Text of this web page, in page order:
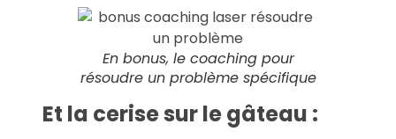
En bonus, le coaching pour
résoudre un problème spécifique
Et la cerise sur le gâteau :